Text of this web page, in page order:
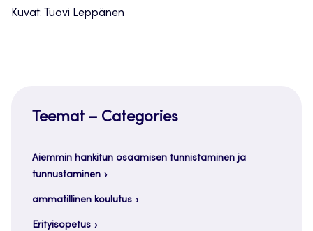
Kuvat: Tuovi Leppänen
Teemat – Categories
Aiemmin hankitun osaamisen tunnistaminen ja
tunnustaminen
ammatillinen koulutus
Erityisopetus